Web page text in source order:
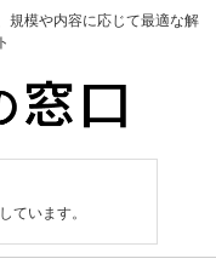
規模や内容に応じて最適な解
ています。